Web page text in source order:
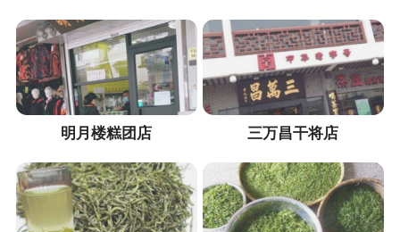
明月楼糕团店​ 三万昌干将店